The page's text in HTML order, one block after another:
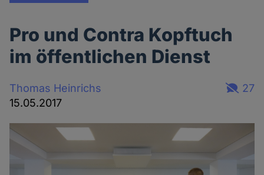
Pro und Contra Kopftuch
im öffentlichen Dienst
Thomas Heinrichs
15.05.2017
27